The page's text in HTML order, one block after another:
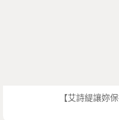
【艾詩緹讓妳